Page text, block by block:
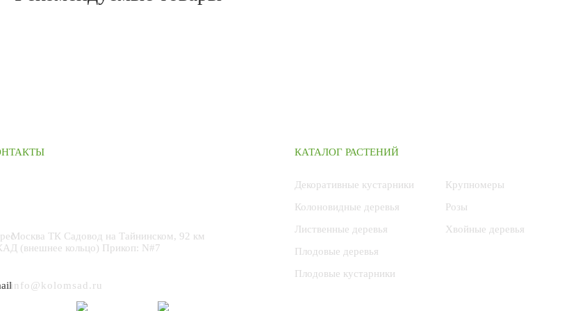
Москва ТК Садовод на Тайнинском, 92 км
(внешнее кольцо) Прикоп: N#7
info@kolomsad.ru
КАТАЛОГ РАСТЕНИЙ
Декоративные кустарники
Колоновидные деревья
Лиственные деревья
Плодовые деревья
Плодовые кустарники
Крупномеры
Розы
Хвойные деревья